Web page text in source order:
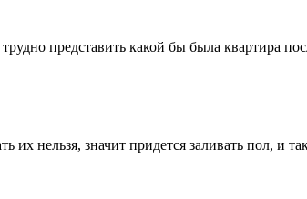
представить какой бы была квартира
нельзя, значит придется заливать пол, и